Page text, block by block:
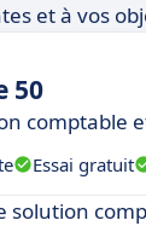
et à vos
50
comptable
Essai gratuit
solution